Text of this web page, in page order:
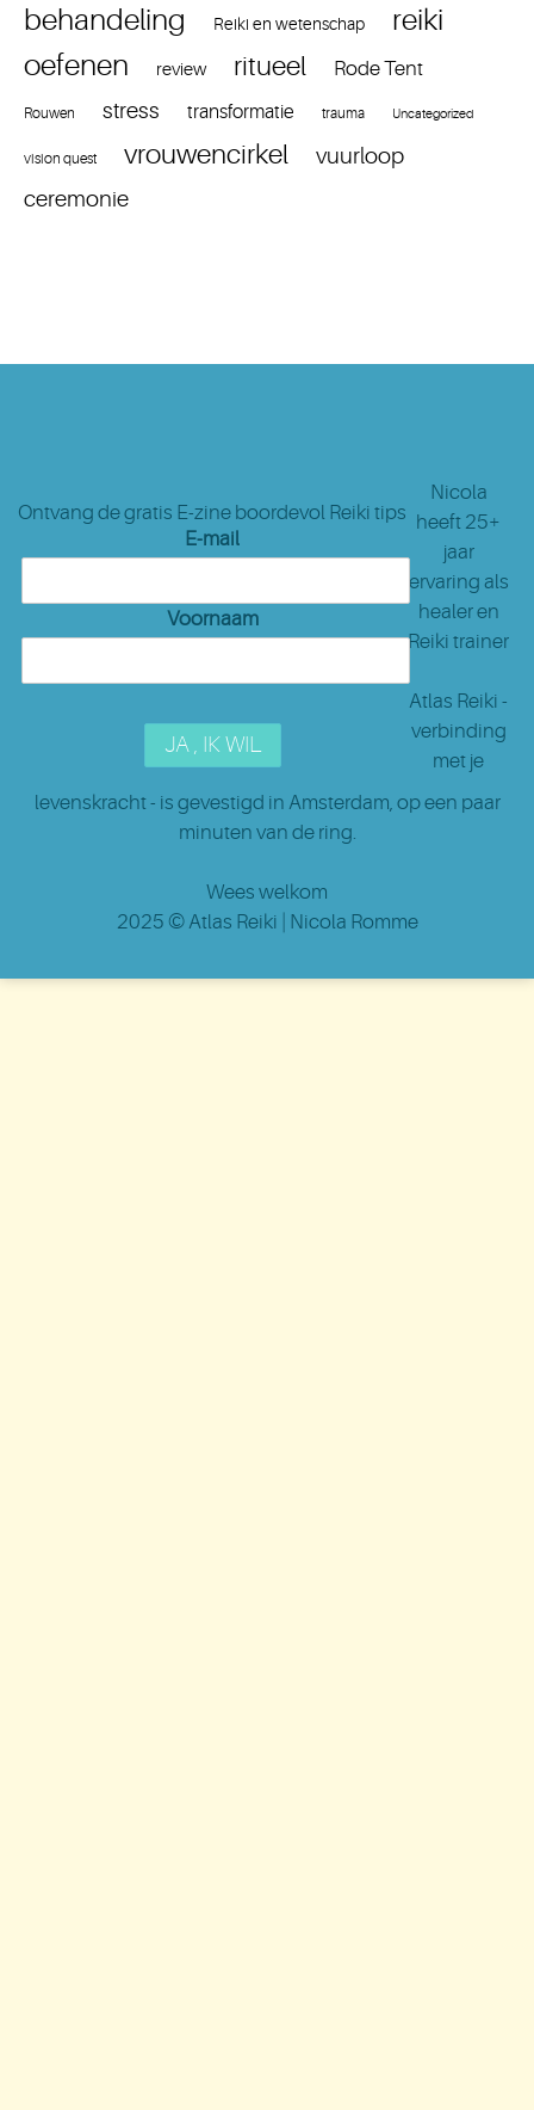
behandeling
Reiki en wetenschap
reiki
oefenen
review ritueel Rode Tent
Rouwen stress transformatie trauma Uncategorized
vision quest vrouwencirkel
vuurloop
ceremonie
Ontvang de gratis E-zine boordevol Reiki tips
E-mail
Voornaam
Nicola
heeft 25+
jaar
ervaring als
healer en
Reiki trainer
Atlas Reiki -
verbinding
met je
levenskracht - is gevestigd in Amsterdam, op een paar
minuten van de ring.
Wees welkom
2025 ©Atlas Reiki | Nicola Romme